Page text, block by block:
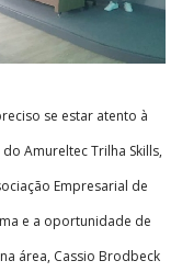
se estar atento à
Amureltec Trilha Skills,
Empresarial de
e a oportunidade de
área, Cassio Brodbeck